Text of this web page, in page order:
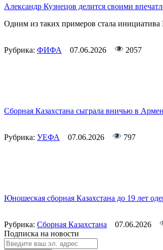
Александр Кузнецов делится своими
Одним из таких примеров стала
Рубрика: ФИФА 07.06.2026 2057
Сборная Казахстана сыграла вничью в
Рубрика: УЕФА 07.06.2026 797
Юношеская сборная Казахстана до 19 лет
Рубрика: Сборная Казахстана 07.06.2026
Подписка на новости